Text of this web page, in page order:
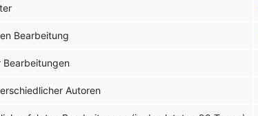
Bearbeitung
Bearbeitungen
Autoren